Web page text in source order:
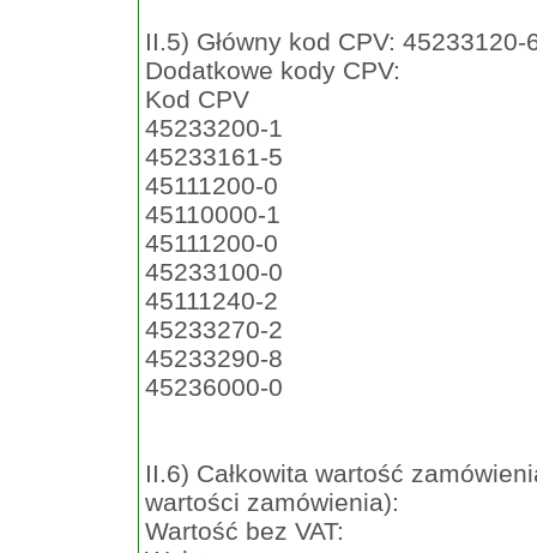
II.5) Główny kod CPV: 45233120-
Dodatkowe kody CPV:
Kod CPV
45233200-1
45233161-5
45111200-0
45110000-1
45111200-0
45233100-0
45111240-2
45233270-2
45233290-8
45236000-0
II.6) Całkowita wartość
wartości zamówienia):
Wartość bez VAT: